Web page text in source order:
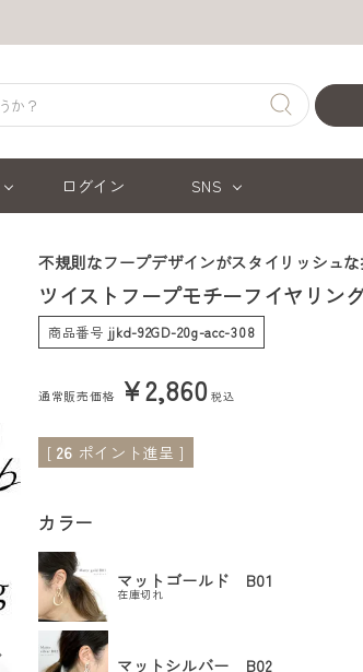
ログイン SNS
不規則なフープデザインがスタイリッシュ
ツイストフープモチーフイヤリン
商品番号 jjkd-92GD-20g-acc-308
通常販売価格 ¥2,860 税込
[ 26 ポイント進呈 ]
カラー
マットゴールド B01
在庫切れ
マットシルバー B02